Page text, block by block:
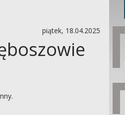
piątek, 18.04.2025